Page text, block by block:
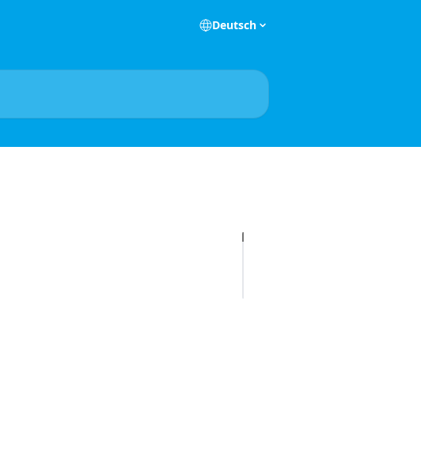
Deutsch